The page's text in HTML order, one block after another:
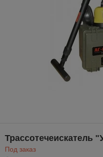
Трассотечеискатель
Под заказ